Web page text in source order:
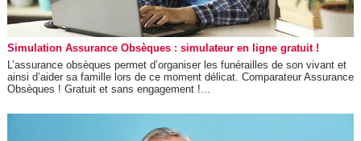
Simulation Assurance Obsèques : simulateur en ligne gratuit !
L’assurance obsèques permet d’organiser les funérailles de son vivant et
ainsi d’aider sa famille lors de ce moment délicat. Comparateur Assurance
Obsèques ! Gratuit et sans engagement !...